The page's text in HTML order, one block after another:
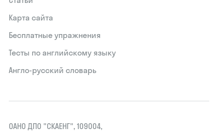
Карта сайта
Бесплатные упражнения
Тесты по английскому языку
Англо-русский словарь
ОАНО ДПО "СКАЕНГ", 109004,